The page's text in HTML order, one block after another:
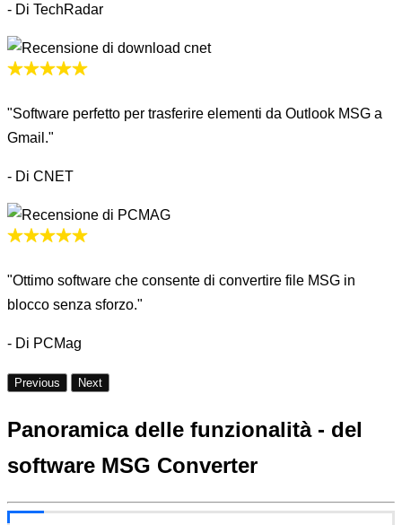
- Di TechRadar
"Software perfetto per trasferire elementi da Outlook MSG a
Gmail."
- Di CNET
"Ottimo software che consente di convertire file MSG in
blocco senza sforzo."
- Di PCMag
Previous Next
Panoramica delle funzionalità - del
software MSG Converter